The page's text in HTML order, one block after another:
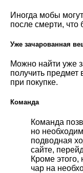
Иногда мобы
после смерти, что
Уже зачарованная
Можно найти уже
получить предмет
при покупке.
Команда
Команда
но
подводная
сайте,
Кроме этого,
чар на